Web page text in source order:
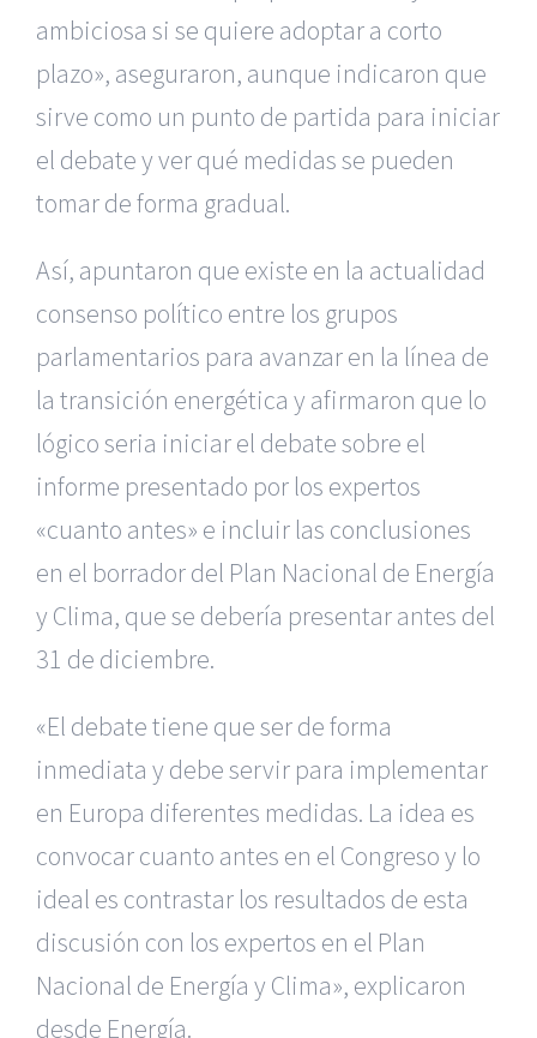
ambiciosa si se quiere adoptar a corto
plazo», aseguraron, aunque indicaron que
sirve como un punto de partida para iniciar
el debate y ver qué medidas se pueden
tomar de forma gradual.
Así, apuntaron que existe en la actualidad
consenso político entre los grupos
parlamentarios para avanzar en la línea de
la transición energética y afirmaron que lo
lógico seria iniciar el debate sobre el
informe presentado por los expertos
«cuanto antes» e incluir las conclusiones
en el borrador del Plan Nacional de Energía
y Clima, que se debería presentar antes del
31 de diciembre.
«El debate tiene que ser de forma
inmediata y debe servir para implementar
en Europa diferentes medidas. La idea es
convocar cuanto antes en el Congreso y lo
ideal es contrastar los resultados de esta
discusión con los expertos en el Plan
Nacional de Energía y Clima», explicaron
desde Energía.